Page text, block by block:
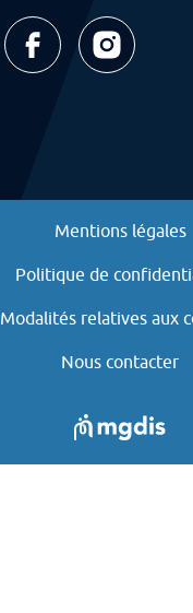
Ville de Labourse -
Ville de
Mentions légales
Politique de
Modalités relatives aux
Nous contacter